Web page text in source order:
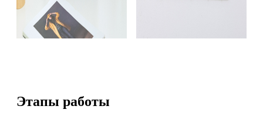
Этапы работы